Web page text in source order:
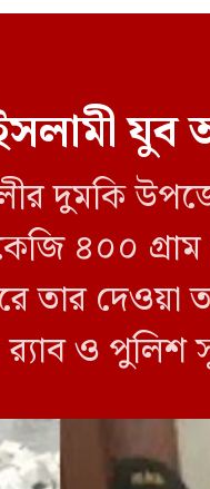
যুব
দুমকি
৪০০
তার
ও পুলিশ